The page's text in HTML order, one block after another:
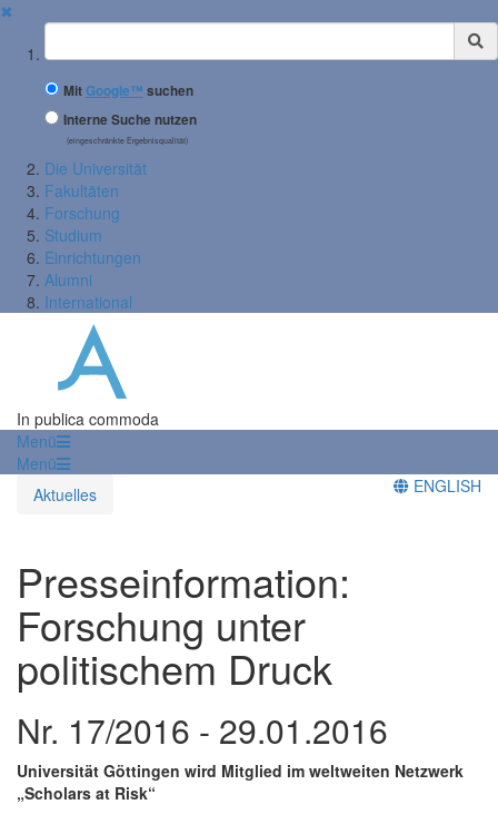
✖
Suchbegriff
MitGoogle™ suchen
Interne Suche nutzen
(eingeschränkte Ergebnisqualität)
Die Universität
Fakultäten
Forschung
Studium
Einrichtungen
Alumni
International
In publica commoda
Menü
Menü
Aktuelles
ENGLISH
Presseinformation:
Forschung unter
politischem Druck
Nr. 17/2016 - 29.01.2016
Universität Göttingen wird Mitglied im weltweiten Netzwerk
„Scholars at Risk“